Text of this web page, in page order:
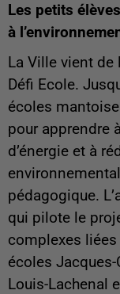
Les petits
à
La Ville vient
Défi Ecole.
écoles
pour apprendre
d’énergie et à
pédagogique.
qui pilote le
complexes liées
écoles Jacques-
Louis-Lachenal